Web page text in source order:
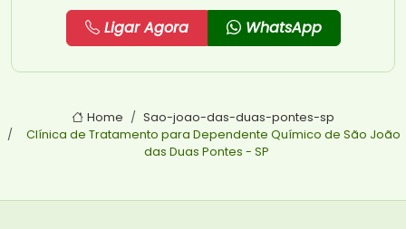
Ligar Agora WhatsApp
Home
Sao-joao-das-duas-pontes-sp
Clínica de Tratamento para Dependente Químico de São João
das Duas Pontes - SP